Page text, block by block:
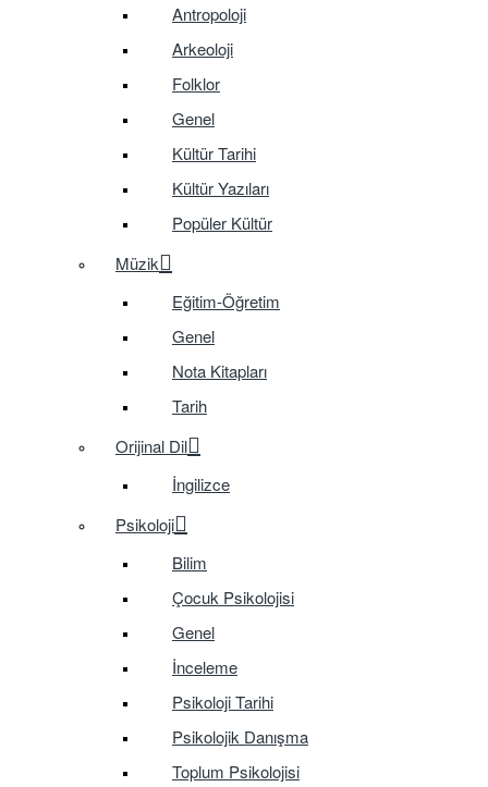
Antropoloji
Arkeoloji
Folklor
Genel
Kültür Tarihi
Kültür Yazıları
Popüler Kültür
Müzik
Eğitim-Öğretim
Genel
Nota Kitapları
Tarih
Orijinal Dil
İngilizce
Psikoloji
Bilim
Çocuk Psikolojisi
Genel
İnceleme
Psikoloji Tarihi
Psikolojik Danışma
Toplum Psikolojisi